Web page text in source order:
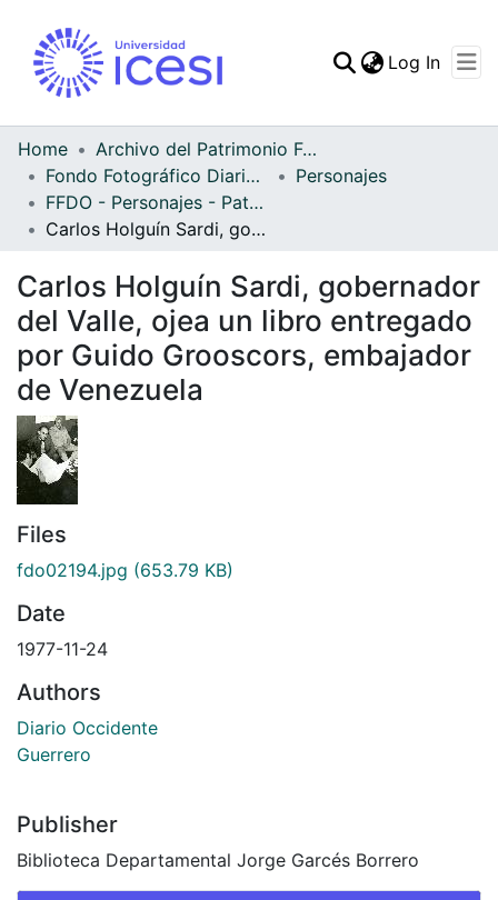
Statistics
Log In
Home
Archivo del Patrimonio Fotográfico y Fílmico del Valle del Cauca
Fondo Fotográfico Diario Occidente
Personajes
FFDO - Personajes - Patrimonial
Carlos Holguín Sardi, gobernador del Valle, ojea un libro entregado por Guido Grooscors, embajador de Venezuela
Carlos Holguín Sardi, gobernador
del Valle, ojea un libro entregado
por Guido Grooscors, embajador
de Venezuela
Files
fdo02194.jpg (653.79 KB)
Date
1977-11-24
Authors
Diario Occidente
Guerrero
Publisher
Biblioteca Departamental Jorge Garcés Borrero